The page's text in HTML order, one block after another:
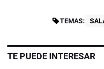
TEMAS:
TE PUEDE INTERESAR